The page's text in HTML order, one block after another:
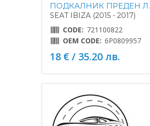
ПОДКАЛНИК ПРЕДЕН Л.
SEAT IBIZA (2015 - 2017)
CODE: 721100822
OEM CODE: 6P0809957
18 € / 35.20 лв.